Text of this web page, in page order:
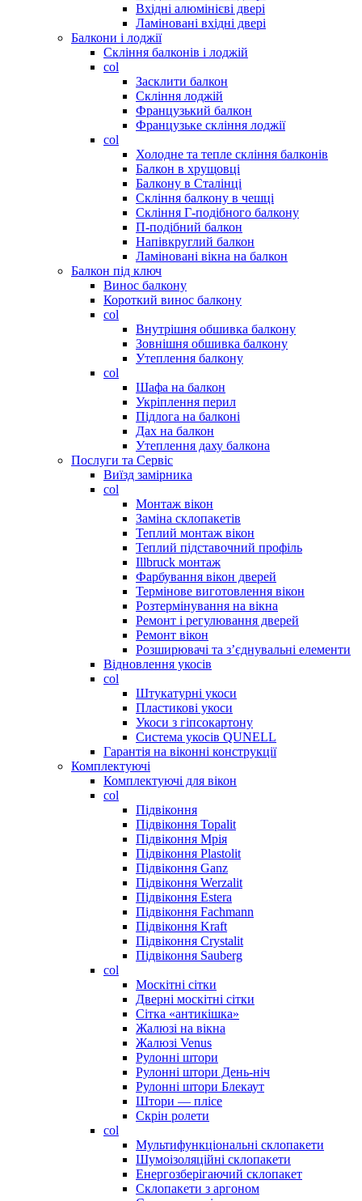
Вхідні алюмінієві двері
Ламіновані вхідні двері
Балкони і лоджії
Скління балконів і лоджій
col
Засклити балкон
Скління лоджій
Французький балкон
Французьке скління лоджії
col
Холодне та тепле скління балконів
Балкон в хрущовці
Балкону в Сталінці
Скління балкону в чешці
Скління Г-подібного балкону
П-подібний балкон
Напівкруглий балкон
Ламіновані вікна на балкон
Балкон під ключ
Винос балкону
Короткий винос балкону
col
Внутрішня обшивка балкону
Зовнішня обшивка балкону
Утеплення балкону
col
Шафа на балкон
Укріплення перил
Підлога на балконі
Дах на балкон
Утеплення даху балкона
Послуги та Сервіс
Виїзд замірника
col
Монтаж вікон
Заміна склопакетів
Теплий монтаж вікон
Теплий підставочний профіль
Illbruck монтаж
Фарбування вікон дверей
Термінове виготовлення вікон
Розтермінування на вікна
Ремонт і регулювання дверей
Ремонт вікон
Розширювачі та з’єднувальні елементи
Відновлення укосів
col
Штукатурні укоси
Пластикові укоси
Укоси з гіпсокартону
Система укосів QUNELL
Гарантія на віконні конструкції
Комплектуючі
Комплектуючі для вікон
col
Підвіконня
Підвіконня Topalit
Підвіконня Мрія
Підвіконня Plastolit
Підвіконня Ganz
Підвіконня Werzalit
Підвіконня Estera
Підвіконня Fachmann
Підвіконня Kraft
Підвіконня Crystalit
Підвіконня Sauberg
col
Москітні сітки
Дверні москітні сітки
Сітка «антикішка»
Жалюзі на вікна
Жалюзі Venus
Рулонні штори
Рулонні штори День-ніч
Рулонні штори Блекаут
Штори — плісе
Скрін ролети
col
Мультифункціональні склопакети
Шумоізоляційні склопакети
Енергозберігаючий склопакет
Склопакети з аргоном